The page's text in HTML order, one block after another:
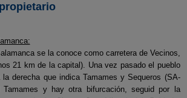
se la conoce como carretera de Vecinos,
21 km de la capital). Una vez pasado el pueblo
la derecha que indica Tamames y Sequeros (SA-
Tamames y hay otra bifurcación, seguid por la